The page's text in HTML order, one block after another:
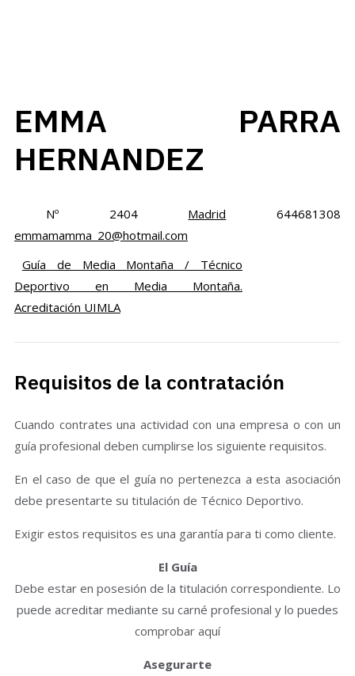
EMMA PARRA
HERNANDEZ
Nº 2404 Madrid
644681308
emmamamma_20@hotmail.com
Guía de Media Montaña / Técnico
Deportivo en Media Montaña.
Acreditación UIMLA
Requisitos de la contratación
Cuando contrates una actividad con una empresa o con un
guía profesional deben cumplirse los siguiente requisitos.
En el caso de que el guía no pertenezca a esta asociación
debe presentarte su titulación de Técnico Deportivo.
Exigir estos requisitos es una garantía para ti como cliente.
El Guía
Debe estar en posesión de la titulación correspondiente. Lo
puede acreditar mediante su carné profesional y lo puedes
comprobar aquí
Asegurarte